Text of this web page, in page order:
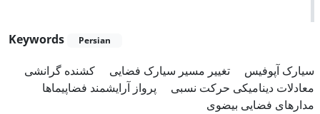
Keywords Persian
سیارک آپوفیس تغییر مسیر سیارک فضایی
کشنده گرانشی
معادلات دینامیکی حرکت نسبی
پرواز آرایشمند فضاپیماها
مدارهای فضایی بیضوی